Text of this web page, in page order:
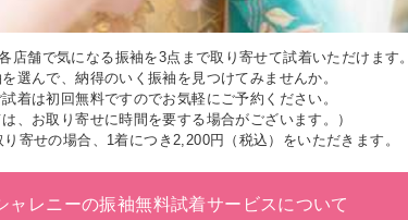
店舗で気になる振袖を3点まで取り寄せて試着いただけます。
選んで、納得のいく振袖を見つけてみませんか。
着は初回無料ですのでお気軽にご予約ください。
は、お取り寄せに時間を要する場合がございます。）
せの場合、1着につき2,200円（税込）をいただきます。
ャレニーの振袖無料試着サービスについて